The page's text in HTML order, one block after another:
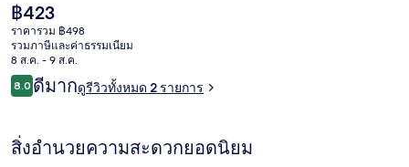
ราคา
ปัจจุบัน
฿423
฿423
ราคารวม ฿498
รวมภาษีและค่าธรรมเนียม
8 ส.ค. - 9 ส.ค.
รีวิว
8.08.0 จาก 10
ดีมากดูรีวิวทั้งหมด 2 รายการ
สิ่งอำนวยความสะดวกยอดนิยม